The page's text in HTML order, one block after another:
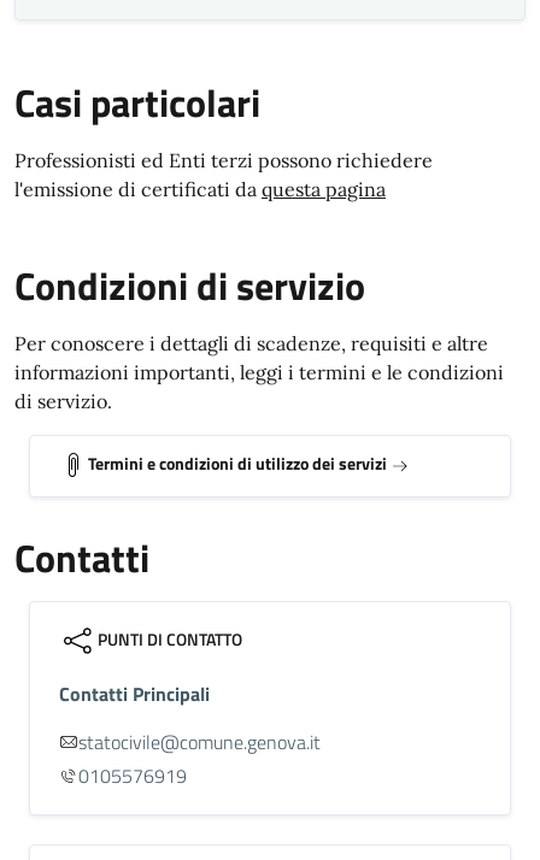
Casi particolari
Professionisti ed Enti terzi possono richiedere
l'emissione di certificati da questa pagina
Condizioni di servizio
Per conoscere i dettagli di scadenze, requisiti e altre
informazioni importanti, leggi i termini e le condizioni
di servizio.
Termini e condizioni di utilizzo dei servizi
Contatti
PUNTI DI CONTATTO
Contatti Principali
statocivile@comune.genova.it
0105576919